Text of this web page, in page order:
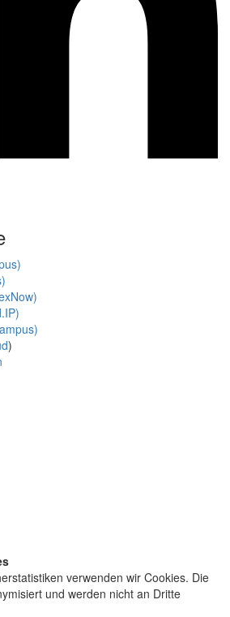
)
verwenden wir Cookies. Die
und werden nicht an Dritte